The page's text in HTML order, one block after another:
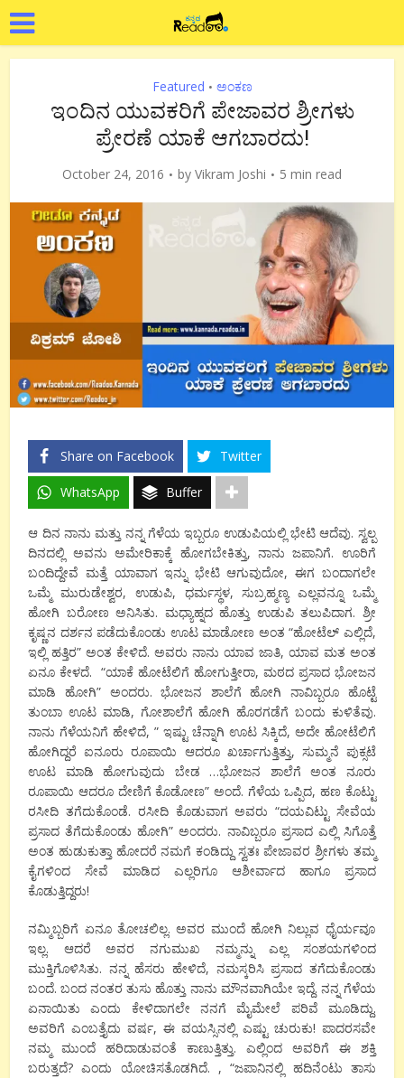
Featured • ಅಂಕಣ
ಇಂದಿನ ಯುವಕರಿಗೆ ಪೇಜಾವರ ಶ್ರೀಗಳು
ಪ್ರೇರಣೆ ಯಾಕೆ ಆಗಬಾರದು!
October 24, 2016 by Vikram Joshi 5 min read
Share on Facebook Twitter
WhatsApp Buffer
ಆ ದಿನ ನಾನು ಮತ್ತು ನನ್ನ ಗೆಳೆಯ ಇಬ್ಬರೂ ಉಡುಪಿಯಲ್ಲಿ ಭೇಟಿ ಆದೆವು. ಸ್ವಲ್ಪ
ದಿನದಲ್ಲಿ ಅವನು ಅಮೇರಿಕಾಕ್ಕೆ ಹೋಗಬೇಕಿತ್ತು, ನಾನು ಜಪಾನಿಗೆ. ಊರಿಗೆ
ಬಂದಿದ್ದೇವೆ ಮತ್ತೆ ಯಾವಾಗ ಇನ್ನು ಭೇಟಿ ಆಗುವುದೋ, ಈಗ ಬಂದಾಗಲೇ
ಒಮ್ಮೆ ಮುರುಡೇಶ್ವರ, ಉಡುಪಿ, ಧರ್ಮಸ್ಥಳ, ಸುಬ್ರಹ್ಮಣ್ಯ ಎಲ್ಲವನ್ನೂ ಒಮ್ಮೆ
ಹೋಗಿ ಬರೋಣ ಅನಿಸಿತು. ಮಧ್ಯಾಹ್ನದ ಹೊತ್ತು ಉಡುಪಿ ತಲುಪಿದಾಗ. ಶ್ರೀ
ಕೃಷ್ಣನ ದರ್ಶನ ಪಡೆದುಕೊಂಡು ಊಟ ಮಾಡೋಣ ಅಂತ “ಹೋಟೆಲ್ ಎಲ್ಲಿದೆ,
ಇಲ್ಲಿ ಹತ್ತಿರ” ಅಂತ ಕೇಳಿದೆ. ಅವರು ನಾನು ಯಾವ ಜಾತಿ, ಯಾವ ಮತ ಅಂತ
ಏನೂ ಕೇಳದೆ. “ಯಾಕೆ ಹೋಟೆಲಿಗೆ ಹೋಗುತ್ತೀರಾ, ಮಠದ ಪ್ರಸಾದ ಭೋಜನ
ಮಾಡಿ ಹೋಗಿ” ಅಂದರು. ಭೋಜನ ಶಾಲೆಗೆ ಹೋಗಿ ನಾವಿಬ್ಬರೂ ಹೊಟ್ಟೆ
ತುಂಬಾ ಊಟ ಮಾಡಿ, ಗೋಶಾಲೆಗೆ ಹೋಗಿ ಹೊರಗಡೆಗೆ ಬಂದು ಕುಳಿತೆವು.
ನಾನು ಗೆಳೆಯನಿಗೆ ಹೇಳಿದೆ, ” ಇಷ್ಟು ಚೆನ್ನಾಗಿ ಊಟ ಸಿಕ್ಕಿದೆ, ಅದೇ ಹೋಟೆಲಿಗೆ
ಹೋಗಿದ್ದರೆ ಐನೂರು ರೂಪಾಯಿ ಆದರೂ ಖರ್ಚಾಗುತ್ತಿತ್ತು, ಸುಮ್ಮನೆ ಪುಕ್ಸಟೆ
ಊಟ ಮಾಡಿ ಹೋಗುವುದು ಬೇಡ …ಭೋಜನ ಶಾಲೆಗೆ ಅಂತ ನೂರು
ರೂಪಾಯಿ ಆದರೂ ದೇಣಿಗೆ ಕೊಡೋಣ” ಅಂದೆ. ಗೆಳೆಯ ಒಪ್ಪಿದ, ಹಣ ಕೊಟ್ಟು
ರಸೀದಿ ತಗೆದುಕೊಂಡೆ. ರಸೀದಿ ಕೊಡುವಾಗ ಅವರು “ದಯವಿಟ್ಟು ಸೇವೆಯ
ಪ್ರಸಾದ ತೆಗೆದುಕೊಂಡು ಹೋಗಿ” ಅಂದರು. ನಾವಿಬ್ಬರೂ ಪ್ರಸಾದ ಎಲ್ಲಿ ಸಿಗೊತ್ತೆ
ಅಂತ ಹುಡುಕುತ್ತಾ ಹೋದರೆ ನಮಗೆ ಕಂಡಿದ್ದು ಸ್ವತಃ ಪೇಜಾವರ ಶ್ರೀಗಳು ತಮ್ಮ
ಕೈಗಳಿಂದ ಸೇವೆ ಮಾಡಿದ ಎಲ್ಲರಿಗೂ ಆಶೀರ್ವಾದ ಹಾಗೂ ಪ್ರಸಾದ
ಕೊಡುತ್ತಿದ್ದರು!
ನಮ್ಮಿಬ್ಬರಿಗೆ ಏನೂ ತೋಚಲಿಲ್ಲ. ಅವರ ಮುಂದೆ ಹೋಗಿ ನಿಲ್ಲುವ ಧೈರ್ಯವೂ
ಇಲ್ಲ. ಆದರೆ ಅವರ ನಗುಮುಖ ನಮ್ಮನ್ನು ಎಲ್ಲ ಸಂಶಯಗಳಿಂದ
ಮುಕ್ತಿಗೊಳಿಸಿತು. ನನ್ನ ಹೆಸರು ಹೇಳಿದೆ, ನಮಸ್ಕರಿಸಿ ಪ್ರಸಾದ ತಗೆದುಕೊಂಡು
ಬಂದೆ. ಬಂದ ನಂತರ ತುಸು ಹೊತ್ತು ನಾನು ಮೌನವಾಗಿಯೇ ಇದ್ದೆ. ನನ್ನ ಗೆಳೆಯ
ಏನಾಯಿತು ಎಂದು ಕೇಳಿದಾಗಲೇ ನನಗೆ ಮೈಮೇಲೆ ಪರಿವೆ ಮೂಡಿದ್ದು.
ಅವರಿಗೆ ಎಂಬತ್ತೈದು ವರ್ಷ, ಈ ವಯಸ್ಸಿನಲ್ಲಿ ಎಷ್ಟು ಚುರುಕು! ಪಾದರಸವೇ
ನಮ್ಮ ಮುಂದೆ ಹರಿದಾಡುವಂತೆ ಕಾಣುತ್ತಿತ್ತು. ಎಲ್ಲಿಂದ ಅವರಿಗೆ ಈ ಶಕ್ತಿ
ಬರುತ್ತದೆ? ಎಂದು ಯೋಚಿಸತೊಡಗಿದೆ. , “ಜಪಾನಿನಲ್ಲಿ ಹದಿನೆಂಟು ತಾಸು